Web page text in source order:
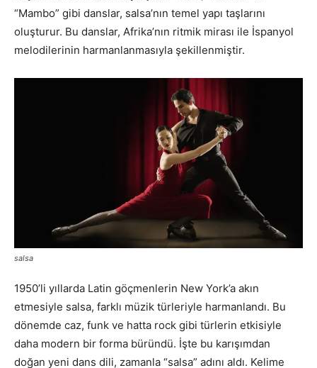
“Mambo” gibi danslar, salsa’nın temel yapı taşlarını
oluşturur. Bu danslar, Afrika’nın ritmik mirası ile İspanyol
melodilerinin harmanlanmasıyla şekillenmiştir.
salsa
1950’li yıllarda Latin göçmenlerin New York’a akın
etmesiyle salsa, farklı müzik türleriyle harmanlandı. Bu
dönemde caz, funk ve hatta rock gibi türlerin etkisiyle
daha modern bir forma büründü. İşte bu karışımdan
doğan yeni dans dili, zamanla “salsa” adını aldı. Kelime